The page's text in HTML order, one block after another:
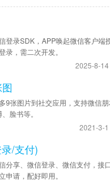
登录SDK，APP唤起微信客户端
录，需二次开发。
2025-8-
9张图片到社交应用，支持微信
脸书等。
2021-3-
/支付)
分享、微信登录、微信支付，接
申请，配好即用。